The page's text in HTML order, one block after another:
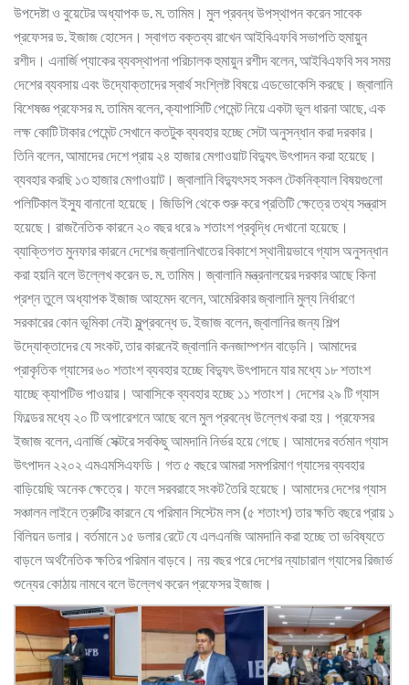
উপদেষ্টা ও বুয়েটের অধ্যাপক ড. ম. তামিম। মুল প্রবন্ধ উপস্থাপন করেন সাবেক
প্রফেসর ড. ইজাজ হোসেন। স্বাগত বক্তব্য রাখেন আইবিএফবি সভাপতি হুমায়ুন
রশীদ। এনার্জি প্যাকের ব্যবস্থাপনা পরিচালক হুমায়ুন রশীদ বলেন, আইবিএফবি সব সময়
দেশের ব্যবসায় এবং উদ্যোক্তাদের স্বার্থ সংশ্লিষ্ট বিষয়ে এডভোকেসি করছে। জ্বালানি
বিশেষজ্ঞ প্রফেসর ম. তামিম বলেন, ক্যাপাসিটি পেমেন্ট নিয়ে একটা ভূল ধারনা আছে, এক
লক্ষ কোটি টাকার পেমেন্ট সেখানে কতটুক ব্যবহার হচ্ছে সেটা অনুসন্ধান করা দরকার।
তিনি বলেন, আমাদের দেশে প্রায় ২৪ হাজার মেগাওয়াট বিদ্যুৎ উৎপাদন করা হয়েছে।
ব্যবহার করছি ১৩ হাজার মেগাওয়াট। জ্বালানি বিদ্যুৎসহ সকল টেকনিক্যাল বিষয়গুলো
পলিটিকাল ইস্যু বানানো হয়েছে। জিডিপি থেকে শুরু করে প্রতিটি ক্ষেত্রে তথ্য সন্ত্রাস
হয়েছে। রাজনৈতিক কারনে ২০ বছর ধরে ৯ শতাংশ প্রবৃদ্ধি দেখানো হয়েছে।
ব্যাক্তিগত মুনফার কারনে দেশের জ্বালানিখাতের বিকাশে স্থানীয়ভাবে গ্যাস অনুসন্ধান
করা হয়নি বলে উল্লেখ করেন ড. ম. তামিম। জ্বালানি মন্ত্রনালয়ের দরকার আছে কিনা
প্রশ্ন তুলে অধ্যাপক ইজাজ আহমেদ বলেন, আমেরিকার জ্বালানি মুল্য নির্ধারণে
সরকারের কোন ভূমিকা নেই৷ মুল্প্রবন্ধে ড. ইজাজ বলেন, জ্বালানির জন্য শিল্প
উদ্যোক্তাদের যে সংকট, তার কারনেই জ্বালানি কনজাম্পশন বাড়েনি। আমাদের
প্রাকৃতিক গ্যাসের ৬০ শতাংশ ব্যবহার হচ্ছে বিদ্যুৎ উৎপাদনে যার মধ্যে ১৮ শতাংশ
যাচ্ছে ক্যাপটিভ পাওয়ার। আবাসিকে ব্যবহার হচ্ছে ১১ শতাংশ। দেশের ২৯ টি গ্যাস
ফিল্ডের মধ্যে ২০ টি অপারেশনে আছে বলে মুল প্রবন্ধে উল্লেখ করা হয়। প্রফেসর
ইজাজ বলেন, এনার্জি সেক্টরে সবকিছু আমদানি নির্ভর হয়ে গেছে। আমাদের বর্তমান গ্যাস
উৎপাদন ২২০২ এমএমসিএফডি। গত ৫ বছরে আমরা সমপরিমাণ গ্যাসের ব্যবহার
বাড়িয়েছি অনেক ক্ষেত্রে। ফলে সরবরাহে সংকট তৈরি হয়েছে। আমাদের দেশের গ্যাস
সঞ্চালন লাইনে ত্রুটির কারনে যে পরিমান সিস্টেম লস (৫ শতাংশ) তার ক্ষতি বছরে প্রায় ১
বিলিয়ন ডলার। বর্তমানে ১৫ ডলার রেটে যে এলএনজি আমদানি করা হচ্ছে তা ভবিষ্যতে
বাড়লে অর্থনৈতিক ক্ষতির পরিমান বাড়বে। নয় বছর পরে দেশের ন্যাচারাল গ্যাসের রিজার্ভ
শুন্যের কোঠায় নামবে বলে উল্লেখ করেন প্রফেসর ইজাজ।